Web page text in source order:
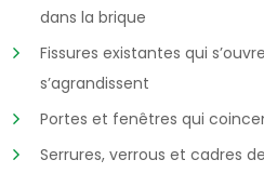
dans la brique
Fissures existantes qui
s’agrandissent
Portes et fenêtres qui
Serrures, verrous et cadres